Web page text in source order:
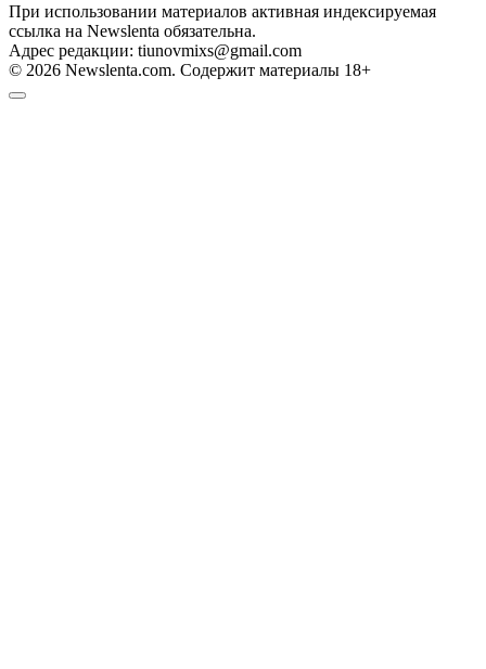
При использовании материалов активная индексируемая
ссылка на Newslenta обязательна.
Адрес редакции: tiunovmixs@gmail.com
© 2026 Newslenta.com. Содержит материалы 18+